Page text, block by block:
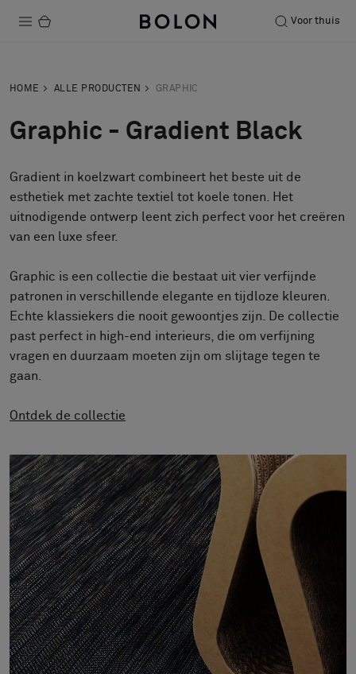
Voor thuis
Duurzaamheid
Installatie
Onderhoud
Samenwerkingen met Designers
Over ons
FAQ
Contact
Pattern Tile Tool
HOME ALLE PRODUCTEN GRAPHIC
Graphic - Gradient Black
Gradient in koelzwart combineert het beste uit de
esthetiek met zachte textiel tot koele tonen. Het
uitnodigende ontwerp leent zich perfect voor het creëren
van een luxe sfeer.
Graphic is een collectie die bestaat uit vier verfijnde
patronen in verschillende elegante en tijdloze kleuren.
Echte klassiekers die nooit gewoontjes zijn. De collectie
past perfect in high-end interieurs, die om verfijning
vragen en duurzaam moeten zijn om slijtage tegen te
gaan.
Ontdek de collectie